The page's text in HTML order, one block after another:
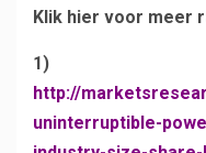
Klik hier voor meer
1)
http://
uninterruptible-